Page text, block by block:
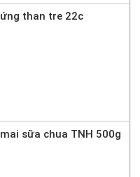
than tre 22c
sữa chua TNH 500g